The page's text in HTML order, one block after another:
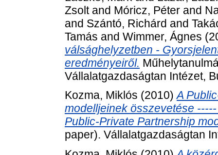
Zsoltand Móricz, Péter and
and Szántó, Richárd and
Tamás and Wimmer, Ágnes
válsághelyzetben -
eredményeiről.
Vállalatgazdaságtan Intézet,
Kozma, Miklós (2010)A
modelljeinek összevetése
Public-Private Partnership
paper). Vállalatgazdaságtan